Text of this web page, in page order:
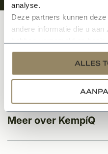
analyse.
Deze partners kunnen
andere informatie die u
services.
ALLES
Meer over KempíQ
Klantenservice
Categorieën